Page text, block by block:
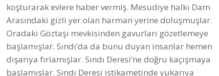
koşturarak evlere haber vermiş. Mesudiye halkı Dam
Arasındaki gizli yer olan harman yerine doluşmuşlar.
Oradaki Göztaşı mevkisinden gavurları gözetlemeye
başlamışlar. Sındı’da da bunu duyan insanlar hemen
dışarıya fırlamışlar. Sındı Deresi’ne doğru kaçışmaya
başlamışlar. Sındı Deresi istikametinde yukarıya